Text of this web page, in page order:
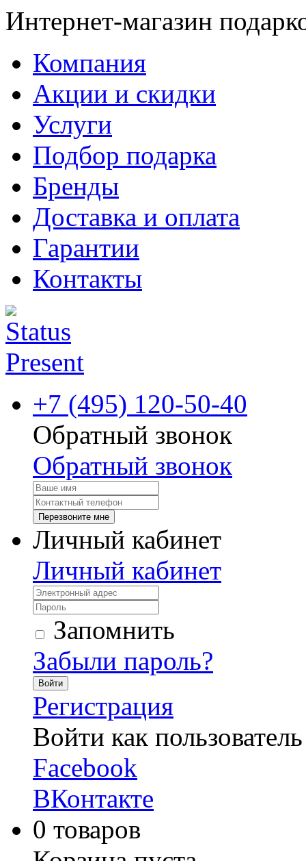
Интернет-магазин
Компания
Акции и скидки
Услуги
Подбор подарка
Бренды
Доставка и оплата
Гарантии
Контакты
+7 (495) 120-50-40
Обратный звонок
Обратный звонок
Перезвоните мне
Личный кабинет
Личный кабинет
Запомнить
Забыли пароль?
Войти
Регистрация
Войти как пользователь
Facebook
ВКонтакте
0 товаров